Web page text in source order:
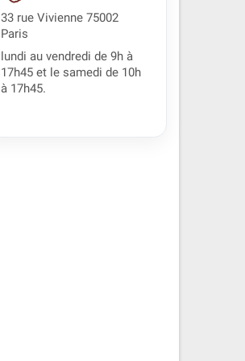
33 rue Vivienne 75002
Paris
lundi au vendredi de 9h à
17h45 et le samedi de 10h
à 17h45.